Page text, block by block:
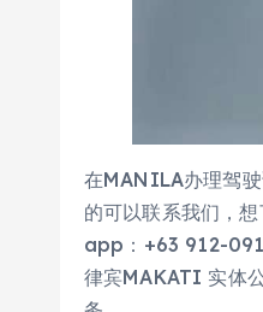
在MANILA办理驾驶
的可以联系我们，
app：+63 912-
律宾MAKATI 实体